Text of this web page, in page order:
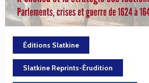
Éditions Slatkine
Slatkine Reprints-Érudition